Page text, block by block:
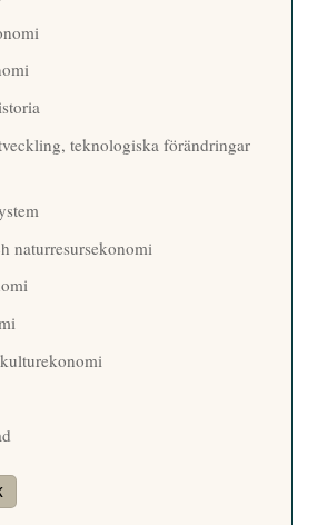
teknologiska förändringar
naturresursekonomi